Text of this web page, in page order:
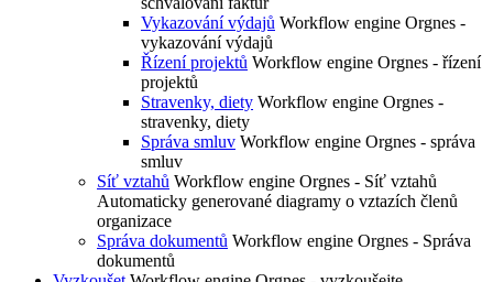
Vykazování výdajů Workflow engine Orgnes -
vykazování výdajů
Řízení projektů Workflow engine Orgnes - řízení
projektů
Stravenky, diety Workflow engine Orgnes -
stravenky, diety
Správa smluv Workflow engine Orgnes - správa
smluv
Síť vztahů Workflow engine Orgnes - Síť vztahů
Automaticky generované diagramy o vztazích členů
organizace
Správa dokumentů Workflow engine Orgnes - Správa
dokumentů